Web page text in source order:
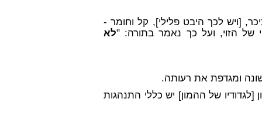
[ויש לכך היבט פלילי], קל וחומר -
של הזוי, ועל כך נאמר בתורה: "לא
[לגדודיו של ההמון] יש כללי התנהגות